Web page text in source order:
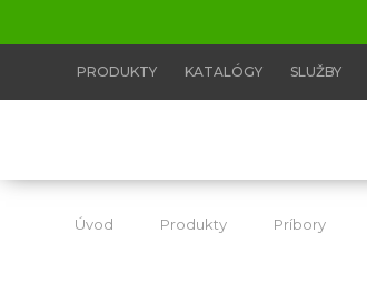
PRODUKTY KATALÓGY SLUŽBY
Úvod Produkty Príbory